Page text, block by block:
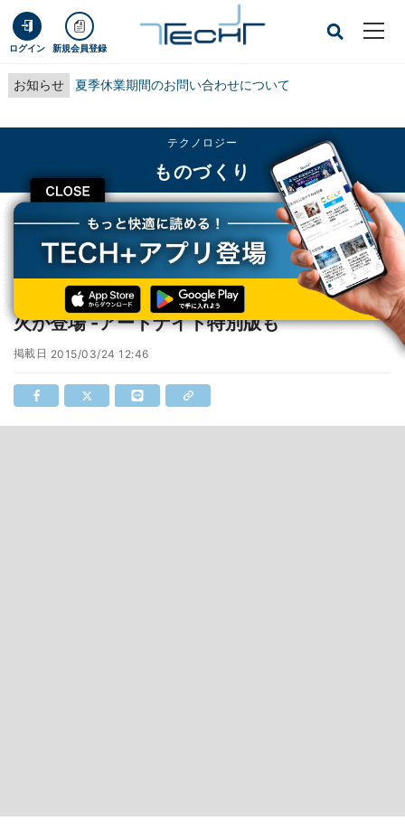
ログイン 新規会員登録
お知らせ 夏季休業期間のお問い合わせについて
CLOSE
テクノロジー
ものづくり
TECH+ テクノロジー
ものづくり
東京都・六本木にスマホで打ち上げる立体花火が登場 -アートナイト特別版も
東京都・六本木にスマホで打ち上げる立体花
火が登場 -アートナイト特別版も
掲載日 2015/03/24 12:46